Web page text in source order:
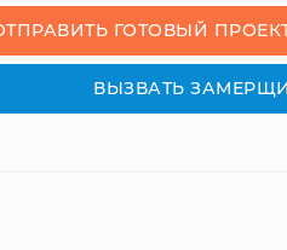
ГОТОВЫЙ
ВЫЗВАТЬ